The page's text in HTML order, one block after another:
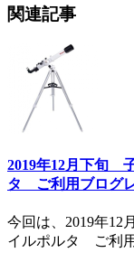
関連記事
2019年12月下旬
タ ご利用ブログ
今回は、2019年
イルポルタ ご利